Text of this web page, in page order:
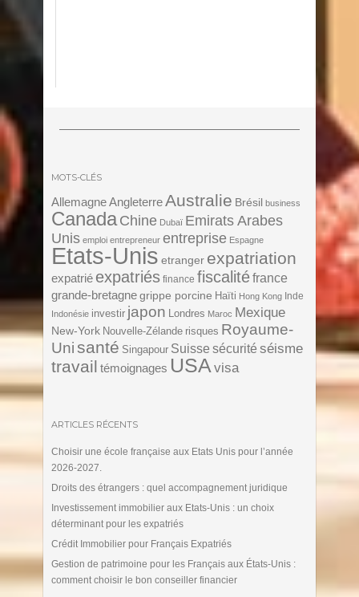
MOTS-CLÉS
Allemagne AngleterreAustralie Brésil business
Canada Chine Dubaï Emirats Arabes
Unis emploi entrepreneur entreprise Espagne
Etats-Unis etranger expatriation
expatrié expatriés finance fiscalitéfrance
grande-bretagne grippe porcine Haïti Hong Kong Inde
Indonésie investir japon Londres Maroc Mexique
New-York Nouvelle-Zélande risques Royaume-
Unisanté Singapour Suisse sécurité séisme
travail témoignages USA visa
ARTICLES RÉCENTS
Choisir une école française aux Etats Unis pour l’année
2026-2027.
Droits des étrangers : quel accompagnement juridique
Investissement immobilier aux Etats-Unis : un choix
déterminant pour les expatriés
Crédit Immobilier pour Français Expatriés
Gestion de patrimoine pour les Français aux États-Unis :
comment choisir le bon conseiller financier